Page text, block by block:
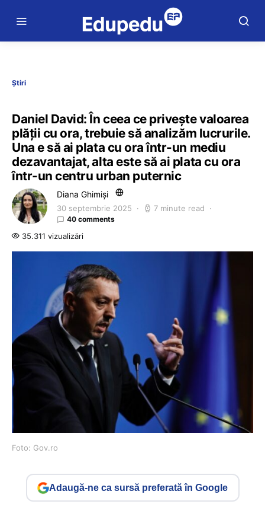
Știri
Daniel David: În ceea ce privește valoarea
plății cu ora, trebuie să analizăm lucrurile.
Una e să ai plata cu ora într-un mediu
dezavantajat, alta este să ai plata cu ora
într-un centru urban puternic
Diana Ghimiși
30 septembrie 2025 7 minute read
40 comments
35.311 vizualizări
Foto: Gov.ro
Adaugă-ne ca sursă preferată în Google